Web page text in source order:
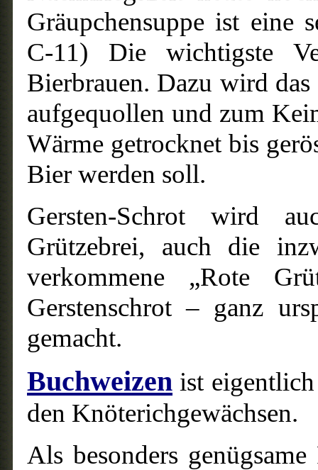
Gräupchensuppe ist eine
C-11) Die wichtigste
Bierbrauen. Dazu wird
aufgequollen und zum
Wärme getrocknet bis
Bier werden soll.
Gersten-Schrot wird
Grützebrei, auch die
verkommene „Rote
Gerstenschrot – ganz
gemacht.
Buchweizen ist
den Knöterichgewächsen.
Als besonders